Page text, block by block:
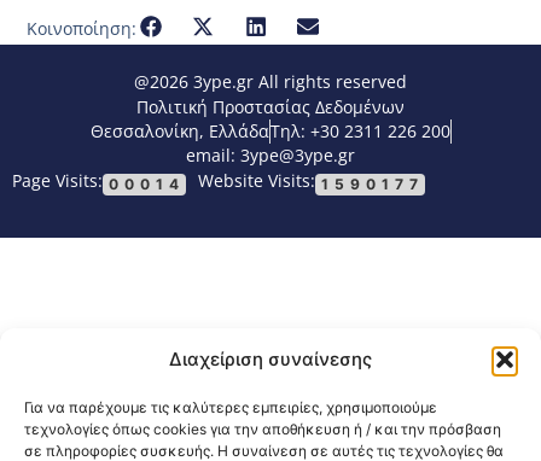
Διαχείριση συναίνεσης
Για να παρέχουμε τις καλύτερες εμπειρίες, χρησιμοποιούμε
τεχνολογίες όπως cookies για την αποθήκευση ή / και την πρόσβαση
σε πληροφορίες συσκευής. Η συναίνεση σε αυτές τις τεχνολογίες θα
Κοινοποίηση:
@2026 3ype.gr All rights reserved
Πολιτική Προστασίας Δεδομένων
Θεσσαλονίκη, ΕλλάδαΤηλ: +30 2311 226 200
email: 3ype@3ype.gr
Page Visits: 00014 Website Visits: 1590177